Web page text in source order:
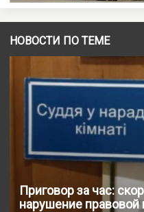
НОВОСТИ ПО ТЕМЕ
Приговор за час:
нарушение